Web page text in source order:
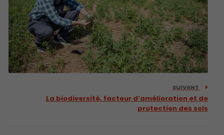
SUIVANT
La biodiversité, facteur d’amélioration et de
protection des sols